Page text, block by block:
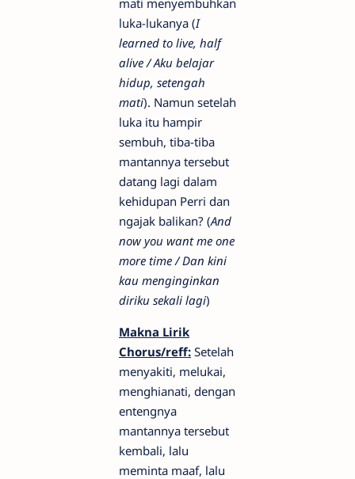
luka-lukanya (I
learned to live, half
alive / Aku belajar
hidup, setengah
mati). Namun setelah
luka itu hampir
sembuh, tiba-tiba
mantannya tersebut
datang lagi dalam
kehidupan Perri dan
ngajak balikan? (And
now you want me one
more time / Dan kini
kau menginginkan
diriku sekali lagi)
Makna Lirik
Chorus/reff: Setelah
menyakiti, melukai,
menghianati, dengan
entengnya
mantannya tersebut
kembali, lalu
meminta maaf, lalu